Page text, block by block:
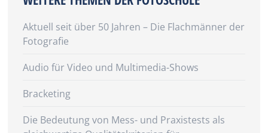
Aktuell seit über 50 Jahren – Die Flachmänner der
Fotografie
Audio für Video und Multimedia-Shows
Bracketing
Die Bedeutung von Mess- und Praxistests als